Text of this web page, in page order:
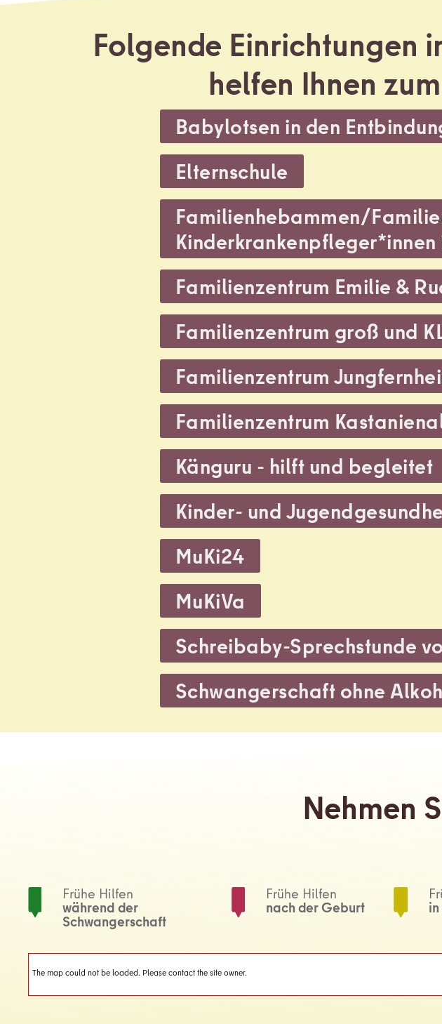
Folgende Einrichtungen
helfen Ihnen
Babylotsen in den
,
Elternschule
,
Familienhebammen/
Kinderkrankenpfleger*innen
,
Familienzentrum Emilie &
,
Familienzentrum groß und
,
Familienzentrum
,
Familienzentrum
,
Känguru - hilft und begleitet
,
Kinder- und
,
MuKi24
,
MuKiVa
,
Schreibaby-Sprechstunde
,
Schwangerschaft ohne
Nehmen
Frühe Hilfen
während der
Schwangerschaft
Frühe Hilfen
nach der Geburt
The map could not be loaded. Please contact the site owner.